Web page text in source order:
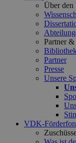
Über den
Partner
Partner
Presse
Unsere
VDK-